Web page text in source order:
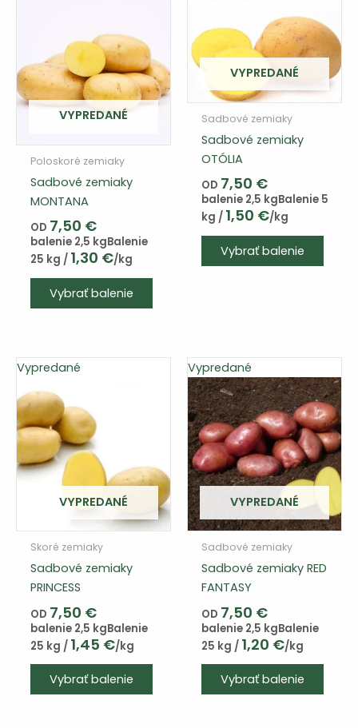
na
stránke
produktu
na
VYPREDANÉ
Poloskoré zemiaky
Sadbové zemiaky
MONTANA
OD 7,50 €
balenie 2,5 kgBalenie
25 kg / 1,30 €/kg
Vybrať balenie
VYPREDANÉ
Sadbové zemiaky
Sadbové zemiaky
OTÓLIA
OD 7,50 €
balenie 2,5 kgBalenie 5
kg / 1,50 €/kg
Vybrať balenie
Tento
si
na
Vypredané
VYPREDANÉ
Skoré zemiaky
Sadbové zemiaky
PRINCESS
OD 7,50 €
balenie 2,5 kgBalenie
25 kg / 1,45 €/kg
Vybrať balenie
Tento
Vypredané
VYPREDANÉ
Sadbové zemiaky
Sadbové zemiaky RED
FANTASY
OD 7,50 €
balenie 2,5 kgBalenie
25 kg / 1,20 €/kg
Vybrať balenie